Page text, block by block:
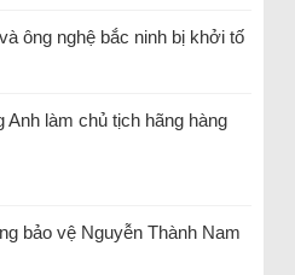
ông nghệ bắc ninh bị khởi tố
Anh làm chủ tịch hãng hàng
bảo vệ Nguyễn Thành Nam